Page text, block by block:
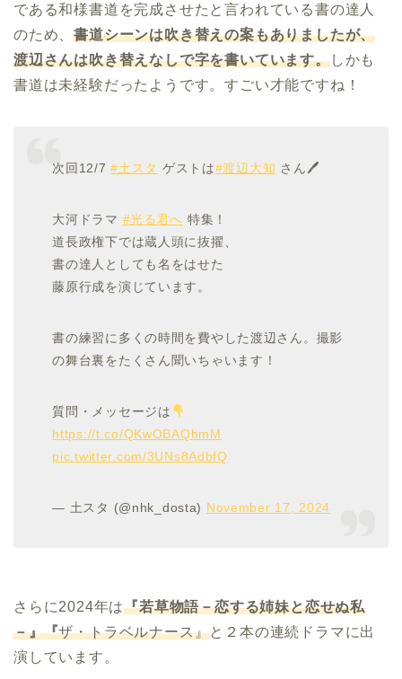
である和様書道を完成させたと言われている書の達人
のため、書道シーンは吹き替えの案もありましたが、
渡辺さんは吹き替えなしで字を書いています。しかも
書道は未経験だったようです。すごい才能ですね！
次回12/7#土スタ ゲストは#渡辺大知 さん🖊
大河ドラマ #光る君へ 特集！
道長政権下では蔵人頭に抜擢、
書の達人としても名をはせた
藤原行成を演じています。
書の練習に多くの時間を費やした渡辺さん。撮影
の舞台裏をたくさん聞いちゃいます！
質問・メッセージは
https://t.co/QKwOBAQhmM
pic.twitter.com/3UNs8AdbfQ
— 土スタ (@nhk_dosta) November 17, 2024
さらに2024年は『若草物語－恋する姉妹と恋せぬ私
－』『ザ・トラベルナース』と２本の連続ドラマに出
演しています。